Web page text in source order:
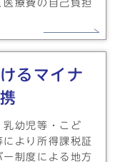
療費の自己負担
るマイナ
幼児等・こど
より所得課税証
制度による地方